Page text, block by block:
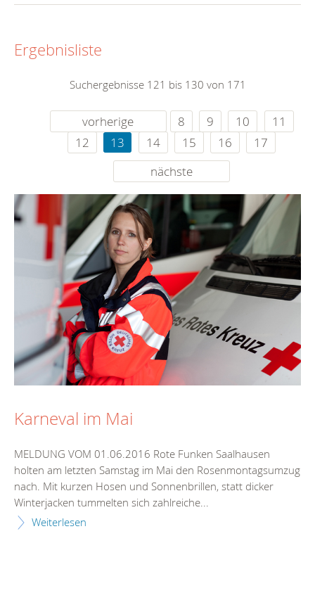
Ergebnisliste
Suchergebnisse 121 bis 130 von 171
vorherige 8 9 10
11
12
13 14 15 16
17
nächste
Karneval im Mai
MELDUNG VOM 01.06.2016 Rote Funken Saalhausen
holten am letzten Samstag im Mai den Rosenmontagsumzug
nach. Mit kurzen Hosen und Sonnenbrillen, statt dicker
Winterjacken tummelten sich zahlreiche...
Weiterlesen